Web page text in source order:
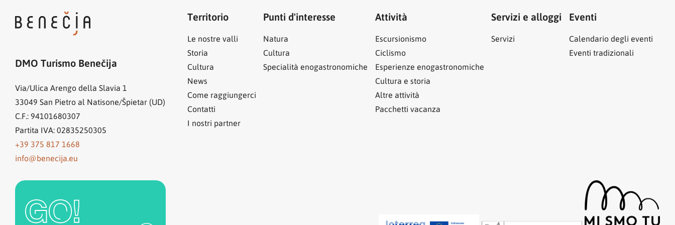
DMO Turismo Benečija
Via/Ulica Arengo della Slavia 1
33049 San Pietro al Natisone/Špietar (UD)
C.F.: 94101680307
Partita IVA: 02835250305
+39 375 817 1668
info@benecija.eu
Territorio
Le nostre valli
Storia
Cultura
News
Come raggiungerci
Contatti
I nostri partner
Punti d'interesse
Natura
Cultura
Specialità enogastronomiche
Attività
Escursionismo
Ciclismo
Esperienze enogastronomiche
Cultura e storia
Altre attività
Pacchetti vacanza
Servizi e alloggi
Servizi
Eventi
Calendario degli eventi
Eventi tradizionali